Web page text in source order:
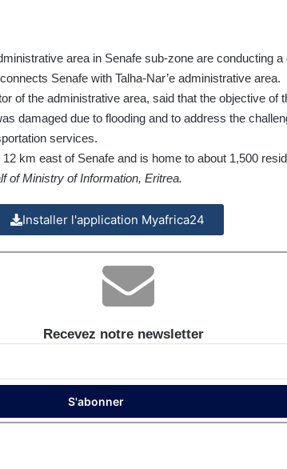
area in Senafe sub-zone are conducting a
Senafe with Talha-Nar’e administrative area.
of the administrative area, said that the objective of
damaged due to flooding and to address the
services.
km east of Senafe and is home to about 1,500
of Ministry of Information, Eritrea.
Installer l'application Myafrica24
Recevez notre newsletter